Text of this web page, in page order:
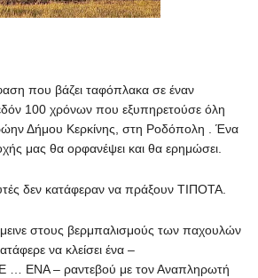
που βάζει ταφόπλακα σε έναν
100 χρόνων που εξυπηρετούσε όλη
Δήμου Κερκίνης, στη Ροδόπολη . Ένα
μας θα ορφανέψει και θα ερημώσει.
δεν κατάφεραν να πράξουν ΤΙΠΟΤΑ.
στους βερμπαλισμούς των παχουλών
να κλείσει ένα –
ΕΝΑ – ραντεβού με τον Αναπληρωτή